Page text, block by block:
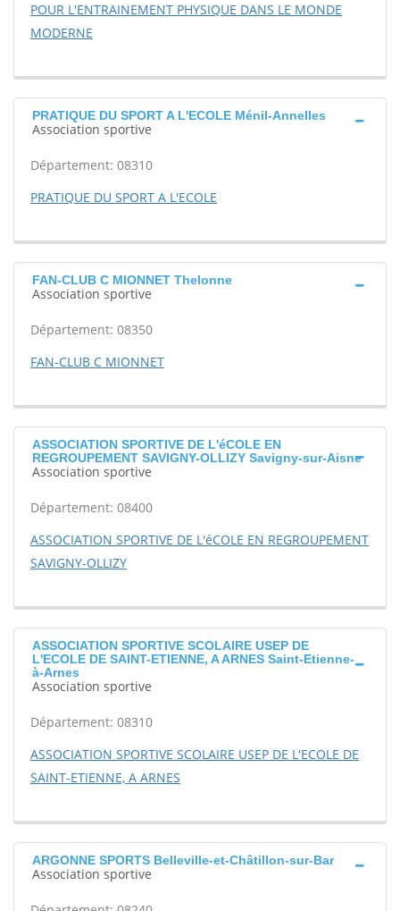
POUR L'ENTRAINEMENT PHYSIQUE DANS LE MONDE
MODERNE
PRATIQUE DU SPORT A L'ECOLE Ménil-Annelles
Association sportive
Département: 08310
PRATIQUE DU SPORT A L'ECOLE
FAN-CLUB C MIONNET Thelonne
Association sportive
Département: 08350
FAN-CLUB C MIONNET
ASSOCIATION SPORTIVE DE L'éCOLE EN
REGROUPEMENT SAVIGNY-OLLIZY Savigny-sur-Aisne
Association sportive
Département: 08400
ASSOCIATION SPORTIVE DE L'éCOLE EN REGROUPEMENT
SAVIGNY-OLLIZY
ASSOCIATION SPORTIVE SCOLAIRE USEP DE
L'ECOLE DE SAINT-ETIENNE, A ARNES Saint-Etienne-
à-Arnes
Association sportive
Département: 08310
ASSOCIATION SPORTIVE SCOLAIRE USEP DE L'ECOLE DE
SAINT-ETIENNE, A ARNES
ARGONNE SPORTS Belleville-et-Châtillon-sur-Bar
Association sportive